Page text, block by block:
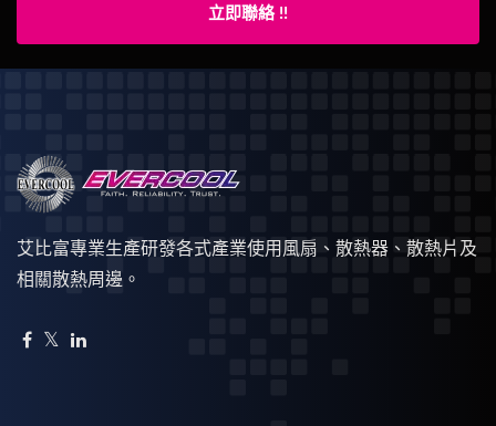
立即聯絡 !!
艾比富專業生產研發各式產業使用風扇、散熱器、散熱片及
相關散熱周邊。